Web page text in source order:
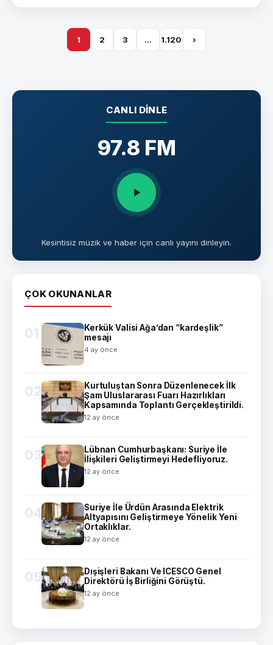
1 2 3 … 1.120 ›
CANLI DINLE
97.8 FM
Kesintisiz müzik ve haber için canlı yayını dinleyin.
ÇOK OKUNANLAR
01
Kerkük Valisi Ağa’dan “kardeşlik”
mesajı
4 ay önce
02
Kurtuluştan Sonra Düzenlenecek İlk
Şam Uluslararası Fuarı Hazırlıkları
Kapsamında Toplantı Gerçekleştirildi.
12 ay önce
03
Lübnan Cumhurbaşkanı: Suriye İle
İlişkileri Geliştirmeyi Hedefliyoruz.
12 ay önce
04
Suriye İle Ürdün Arasında Elektrik
Altyapısını Geliştirmeye Yönelik Yeni
Ortaklıklar.
12 ay önce
05
Dışişleri Bakanı Ve ICESCO Genel
Direktörü İş Birliğini Görüştü.
12 ay önce